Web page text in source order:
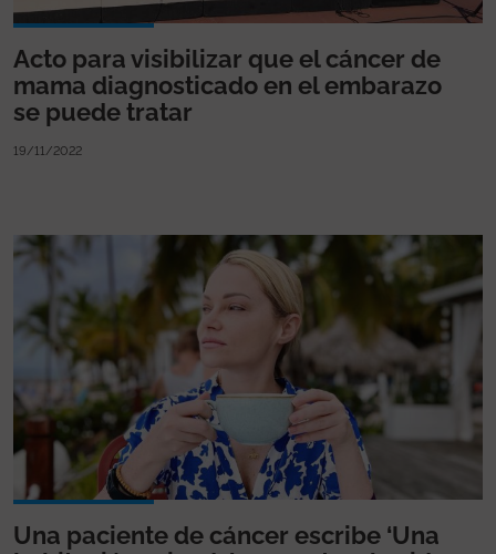
Acto para visibilizar que el cáncer de
mama diagnosticado en el embarazo
se puede tratar
19/11/2022
Una paciente de cáncer escribe ‘Una